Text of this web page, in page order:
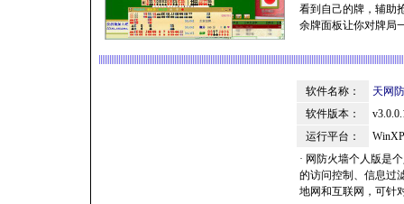
看到自己的牌，辅助
余牌面板让你对牌局
软件名称：
天网
软件版本：
运行平台：
· 网防火墙个人版是
的访问控制、信息过
地网和互联网，可针